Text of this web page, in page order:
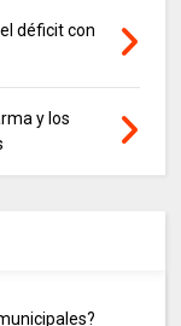
déficit con
y los